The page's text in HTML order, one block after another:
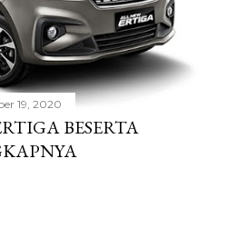
19, 2020
BESERTA